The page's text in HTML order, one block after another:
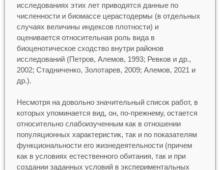
исследованиях этих лет приводятся данные по
численности и биомассе церастодермы (в отдельных
случаях величины индексов плотности) и
оценивается относительная роль вида в
биоценотическое сходство внутри районов
исследований (Петров, Алемов, 1993; Ревков и др.,
2002; Стадниченко, Золотарев, 2009; Алемов, 2021 и
др.).
Несмотря на довольно значительный список работ, в
которых упоминается вид, он, по-прежнему, остается
относительно слабоизученным как в отношении
популяционных характеристик, так и по показателям
функциональности его жизнедеятельности (причем
как в условиях естественного обитания, так и при
создании заданных условий в экспериментальных